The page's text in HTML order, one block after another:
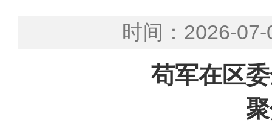
时间：2026-
苟军在区